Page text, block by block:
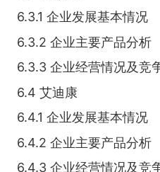
6.3.1 企业发展基本情况
6.3.2 企业主要产品分析
6.3.3 企业经营情况及竞
6.4 艾迪康
6.4.1 企业发展基本情况
6.4.2 企业主要产品分析
6.4.3 企业经营情况及竞